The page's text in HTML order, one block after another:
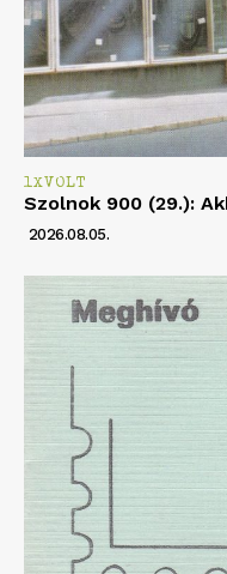
1XVOLT
Szolnok 900 (29.):
2026.08.05.